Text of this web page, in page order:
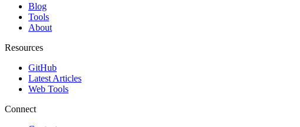
Blog
Tools
About
Resources
GitHub
Latest Articles
Web Tools
Connect